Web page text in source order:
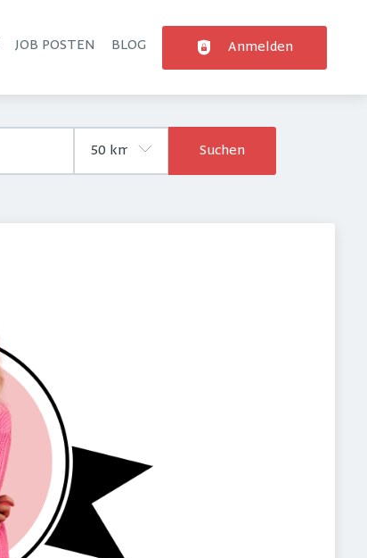
JOB POSTEN BLOG Anmelden
Suchen